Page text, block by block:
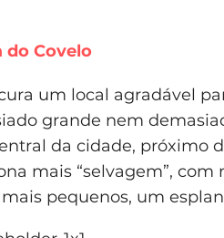
do Covelo
um local agradável
grande nem
da cidade, próximo
mais “selvagem”,
pequenos, um